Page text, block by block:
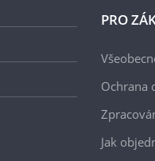
PRO
Ochrana
Jak